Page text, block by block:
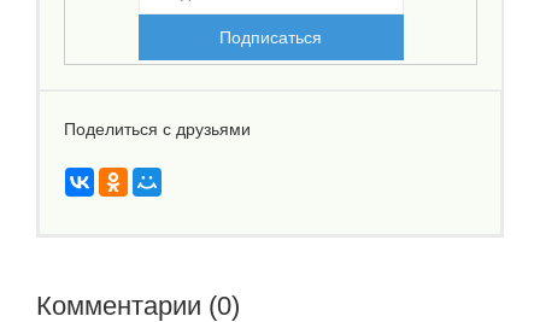
Поделиться с друзьями
Комментарии (0)